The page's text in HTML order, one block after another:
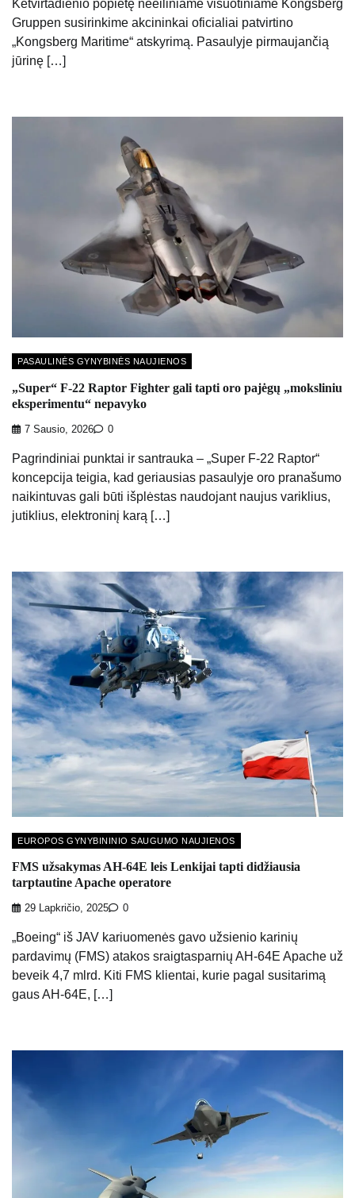
Ketvirtadienio popietę neeiliniame visuotiniame Kongsberg
Gruppen susirinkime akcininkai oficialiai patvirtino
„Kongsberg Maritime“ atskyrimą. Pasaulyje pirmaujančią
jūrinę […]
PASAULINĖS GYNYBINĖS NAUJIENOS
„Super“ F-22 Raptor Fighter gali tapti oro pajėgų „moksliniu
eksperimentu“ nepavyko
7 Sausio, 2026 0
Pagrindiniai punktai ir santrauka – „Super F-22 Raptor“
koncepcija teigia, kad geriausias pasaulyje oro pranašumo
naikintuvas gali būti išplėstas naudojant naujus variklius,
jutiklius, elektroninį karą […]
EUROPOS GYNYBININIO SAUGUMO NAUJIENOS
FMS užsakymas AH-64E leis Lenkijai tapti didžiausia
tarptautine Apache operatore
29 Lapkričio, 2025 0
„Boeing“ iš JAV kariuomenės gavo užsienio karinių
pardavimų (FMS) atakos sraigtasparnių AH-64E Apache už
beveik 4,7 mlrd. Kiti FMS klientai, kurie pagal susitarimą
gaus AH-64E, […]